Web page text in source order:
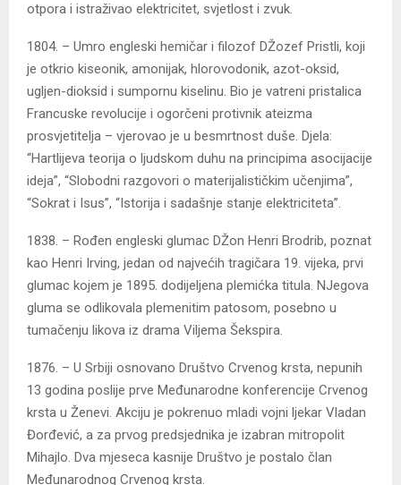
otpora i istraživao elektricitet, svjetlost i zvuk.
1804. – Umro engleski hemičar i filozof DŽozef Pristli, koji
je otkrio kiseonik, amonijak, hlorovodonik, azot-oksid,
ugljen-dioksid i sumpornu kiselinu. Bio je vatreni pristalica
Francuske revolucije i ogorčeni protivnik ateizma
prosvjetitelja – vjerovao je u besmrtnost duše. Djela:
“Hartlijeva teorija o ljudskom duhu na principima asocijacije
ideja”, “Slobodni razgovori o materijalističkim učenjima”,
“Sokrat i Isus”, “Istorija i sadašnje stanje elektriciteta”.
1838. – Rođen engleski glumac DŽon Henri Brodrib, poznat
kao Henri Irving, jedan od najvećih tragičara 19. vijeka, prvi
glumac kojem je 1895. dodijeljena plemićka titula. NJegova
gluma se odlikovala plemenitim patosom, posebno u
tumačenju likova iz drama Viljema Šekspira.
1876. – U Srbiji osnovano Društvo Crvenog krsta, nepunih
13 godina poslije prve Međunarodne konferencije Crvenog
krsta u Ženevi. Akciju je pokrenuo mladi vojni ljekar Vladan
Đorđević, a za prvog predsjednika je izabran mitropolit
Mihajlo. Dva mjeseca kasnije Društvo je postalo član
Međunarodnog Crvenog krsta.